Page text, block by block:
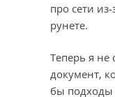
про сети
рунете.
Теперь я не
документ,
бы подходы